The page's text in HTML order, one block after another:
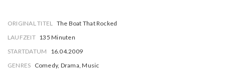
ORIGINAL TITEL The Boat That Rocked
LAUFZEIT 135 Minuten
STARTDATUM
16.04.2009
GENRES Comedy, Drama, Music